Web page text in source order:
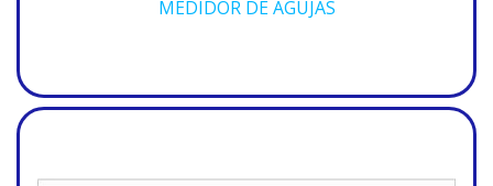
MEDIDOR DE AGUJAS